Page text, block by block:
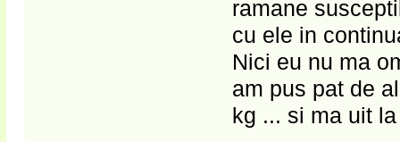
ramane
cu ele in
Nici eu nu ma
am pus pat de
kg ... si ma uit